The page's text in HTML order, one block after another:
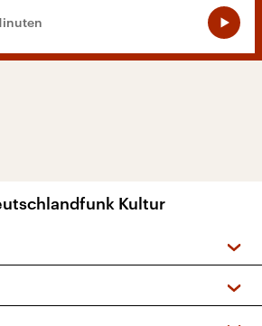
Kultur
Podcasts